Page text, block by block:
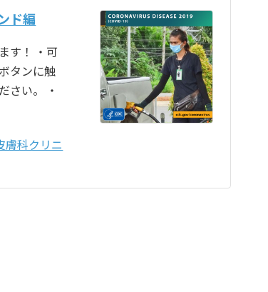
ド編
す！ ・可
タンに触
さい。 ・
膚科クリニ